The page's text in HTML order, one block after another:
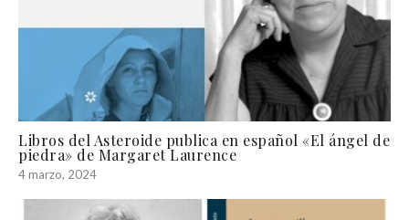
Libros del Asteroide publica en español «El ángel de
piedra» de Margaret Laurence
4 marzo, 2024